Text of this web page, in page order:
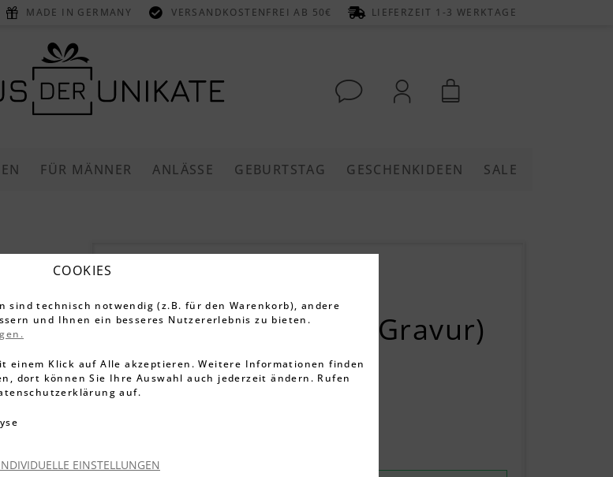
MADE IN GERMANY VERSANDKOSTENFREI AB 50€ LIEFERZEIT 1-3 WERKTAGE
FÜR MÄNNER ANLÄSSE GEBURTSTAG GESCHENKIDEEN SALE
Schneidebrett mit
Auffangschale
(personalisiert mit Gravur)
3.395 Bewertungen
49,99 €
COOKIES
sind technisch notwendig (z.B. für den Warenkorb), andere
und Ihnen ein besseres Nutzererlebnis zu bieten.
einem Klick auf Alle akzeptieren. Weitere Informationen finden
dort können Sie Ihre Auswahl auch jederzeit ändern. Rufen
auf.
EINSTELLUNGEN